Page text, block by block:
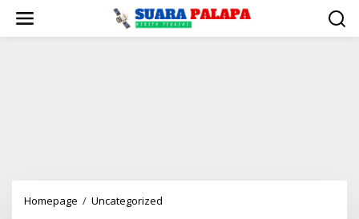
konten
Homepage / Uncategorized